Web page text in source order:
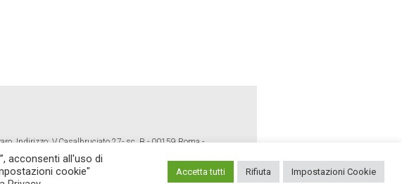
Indirizzo: V.Casalbruciato 27- sc. B - 00159 Roma -
PRIVACY COOKIE POLICY
acconsenti all'uso di
cookie"
Accetta tutti Rifiuta Impostazioni Cookie